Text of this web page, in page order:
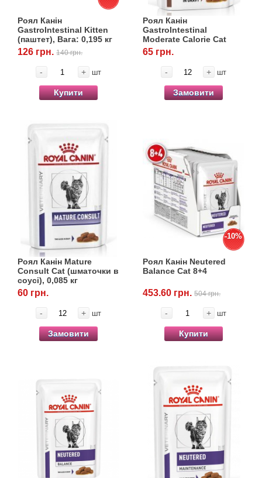
Роял Канін
GastroIntestinal Kitten
(паштет), Вага: 0,195 кг
126 грн.140 грн.
- + шт
Купити
Роял Канін
GastroIntestinal
Moderate Calorie Cat
(шматочки в соусі),
0,085 кг
65 грн.
- + шт
Замовити
Роял Канін Mature
Consult Cat (шматочки в
соусі), 0,085 кг
60 грн.
- + шт
Замовити
-10%
Роял Канін Neutered
Balance Cat 8+4
453.60 грн.504 грн.
- + шт
Купити